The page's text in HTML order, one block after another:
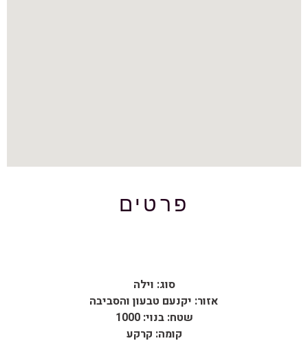
פרטים
סוג: וילה
אזור: יקנעם טבעון והסביבה
שטח: בנוי: 1000
קומה: קרקע